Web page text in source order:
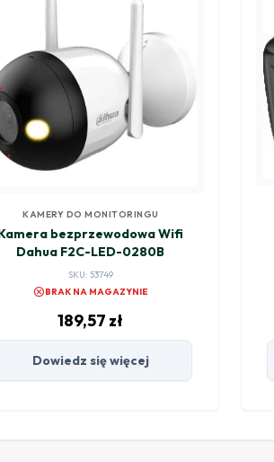
KAMERY DO MONITORINGU
bezprzewodowa Wifi
Dahua F2C-LED-0280B
SKU: 53749
cancelBRAK NA MAGAZYNIE
189,57 zł
Dowiedz się więcej